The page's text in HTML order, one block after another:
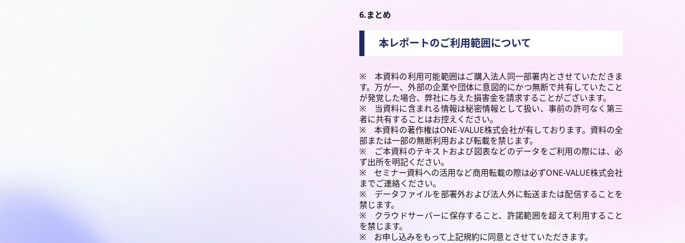
6.まとめ
本レポートのご利用範囲について
※ 本資料の利用可能範囲はご購入法人同一部署内とさせていただきま
す。万が一、外部の企業や団体に意図的にかつ無断で共有していたこと
が発覚した場合、弊社に与えた損害金を請求することがございます。
※ 当資料に含まれる情報は秘密情報として扱い、事前の許可なく第三
者に共有することはお控えください。
※ 本資料の著作権はONE-VALUE株式会社が有しております。資料の全
部または一部の無断利用および転載を禁じます。
※ ご本資料のテキストおよび図表などのデータをご利用の際には、必
ず出所を明記ください。
※ セミナー資料への活用など商用転載の際は必ずONE-VALUE株式会社
までご連絡ください。
※ データファイルを部署外および法人外に転送または配信することを
禁じます。
※ クラウドサーバーに保存すること、許諾範囲を超えて利用すること
を禁じます。
※ お申し込みをもって上記規約に同意とさせていただきます。